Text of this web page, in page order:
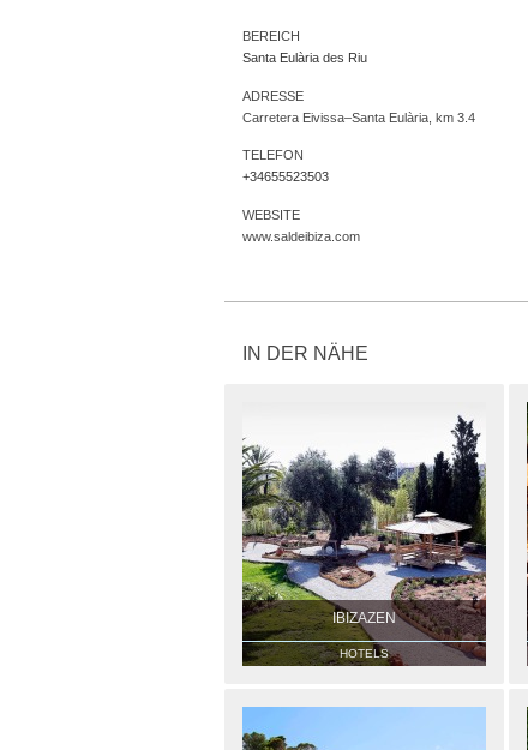
BEREICH
Santa Eulària des Riu
ADRESSE
Carretera Eivissa–Santa Eulària, km 3.4
TELEFON
+34655523503
WEBSITE
www.saldeibiza.com
IN DER NÄHE
IBIZAZEN
HOTELS